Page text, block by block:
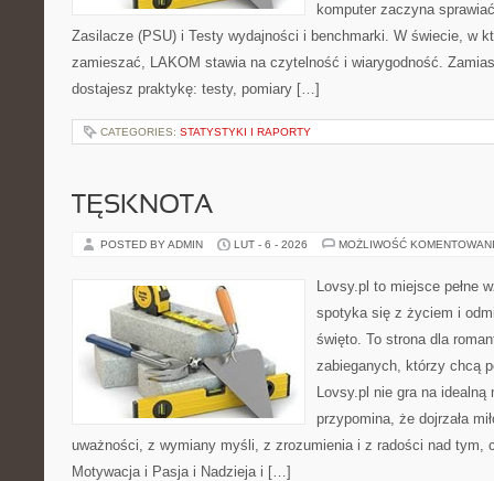
komputer zaczyna
Zasilacze (PSU) i Testy wydajności i benchmarki. W świecie, w
zamieszać, LAKOM stawia na czytelność i wiarygodność.
dostajesz praktykę: testy, pomiary […]
CATEGORIES: STATYSTYKI I RAPORTY
TĘSKNOTA
POSTED BY ADMIN LUT - 6 - 2026 MOŻLIWOŚĆ
Lovsy.pl to miejsce pełne
spotyka się z życiem i
święto. To strona dla
zabieganych, którzy chcą
Lovsy.pl nie gra na idealną
przypomina, że dojrzała
uważności, z wymiany myśli, z zrozumienia i z radości nad tym,
Motywacja i Pasja i Nadzieja i […]